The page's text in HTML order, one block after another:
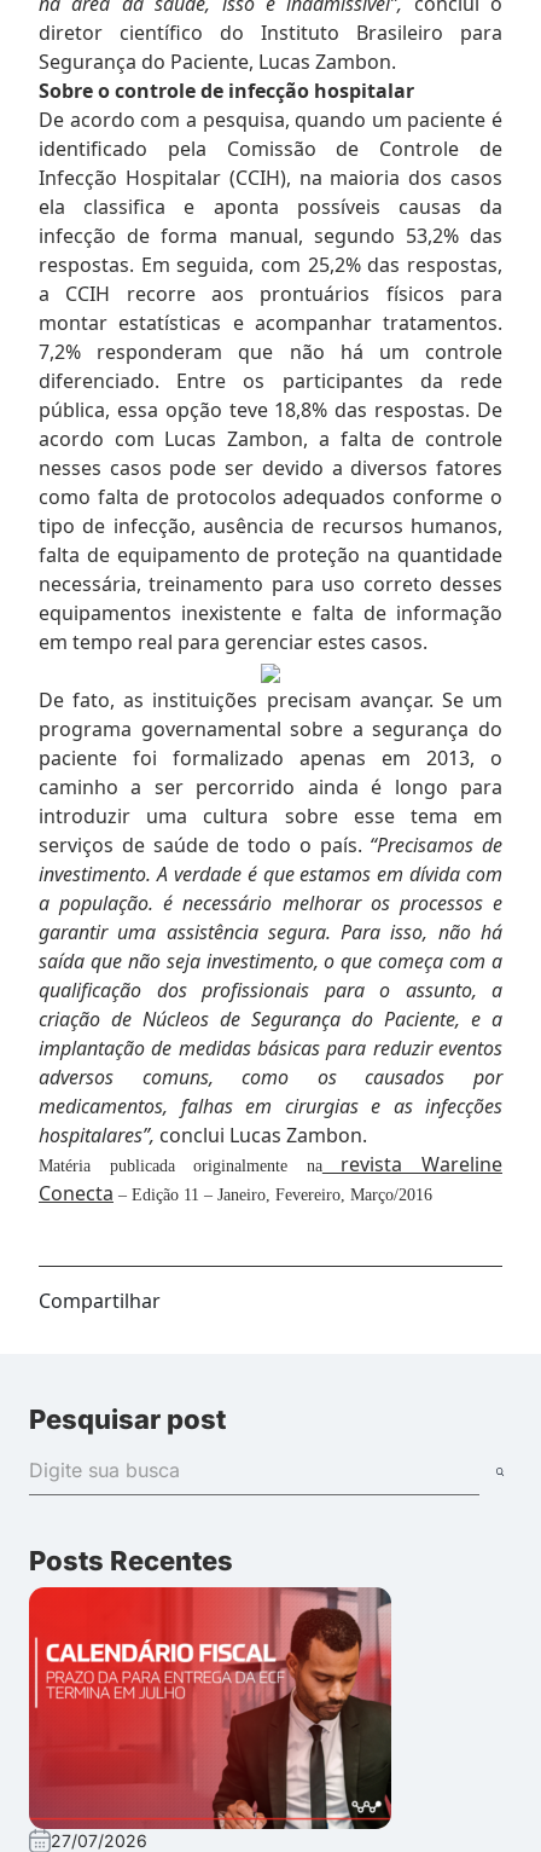
diretor científico do Instituto Brasileiro para
Segurança do Paciente, Lucas Zambon.
Sobre o controle de infecção hospitalar
De acordo com a pesquisa, quando um paciente é
identificado pela Comissão de Controle de
Infecção Hospitalar (CCIH), na maioria dos casos
ela classifica e aponta possíveis causas da
infecção de forma manual, segundo 53,2% das
respostas. Em seguida, com 25,2% das respostas,
a CCIH recorre aos prontuários físicos para
montar estatísticas e acompanhar tratamentos.
7,2% responderam que não há um controle
diferenciado. Entre os participantes da rede
pública, essa opção teve 18,8% das respostas. De
acordo com Lucas Zambon, a falta de controle
nesses casos pode ser devido a diversos fatores
como falta de protocolos adequados conforme o
tipo de infecção, ausência de recursos humanos,
falta de equipamento de proteção na quantidade
necessária, treinamento para uso correto desses
equipamentos inexistente e falta de informação
em tempo real para gerenciar estes casos.
De fato, as instituições precisam avançar. Se um
programa governamental sobre a segurança do
paciente foi formalizado apenas em 2013, o
caminho a ser percorrido ainda é longo para
introduzir uma cultura sobre esse tema em
serviços de saúde de todo o país. “Precisamos de
investimento. A verdade é que estamos em dívida com
a população. é necessário melhorar os processos e
garantir uma assistência segura. Para isso, não há
saída que não seja investimento, o que começa com a
qualificação dos profissionais para o assunto, a
criação de Núcleos de Segurança do Paciente, e a
implantação de medidas básicas para reduzir eventos
adversos comuns, como os causados por
medicamentos, falhas em cirurgias e as infecções
hospitalares”, conclui Lucas Zambon.
Matéria publicada originalmente narevista Wareline
Conecta – Edição 11 – Janeiro, Fevereiro, Março/2016
Compartilhar
Pesquisar post
Posts Recentes
27/07/2026